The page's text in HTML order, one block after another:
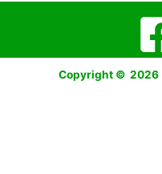
Copyright © 2026